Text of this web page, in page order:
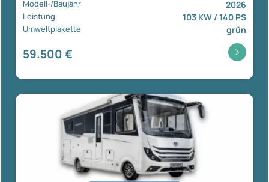
Modell-/Baujahr 2026
Leistung 103 KW / 140 PS
Umweltplakette grün
59.500 €